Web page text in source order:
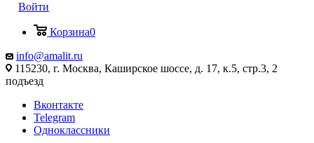
Войти
Корзина0
info@amalit.ru
115230, г. Москва, Каширское шоссе, д. 17, к.5, стр.3, 2
подъезд
Вконтакте
Telegram
Одноклассники